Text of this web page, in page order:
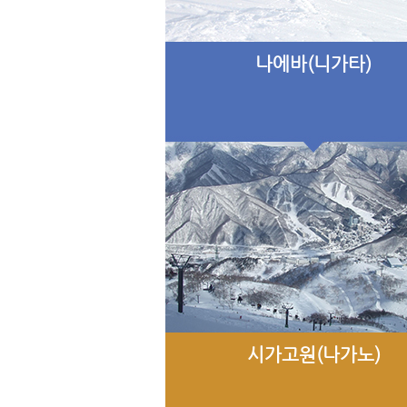
나에바(니가타)
시가고원(나가노)